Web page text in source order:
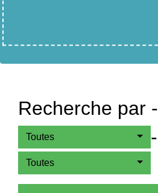
Recherche par -
Toutes -
Toutes